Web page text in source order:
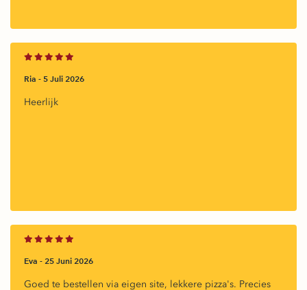
Ria - 5 Juli 2026
Heerlijk
Eva - 25 Juni 2026
Goed te bestellen via eigen site, lekkere pizza's. Precies